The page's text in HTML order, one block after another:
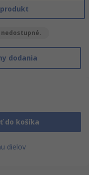
dodania
do košíka
dielov